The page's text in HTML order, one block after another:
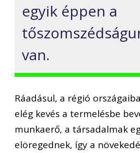
egyik éppen a
van.
Ráadásul, a régió
elég kevés a termelésbe
munkaerő, a társadalmak
elöregednek, így a